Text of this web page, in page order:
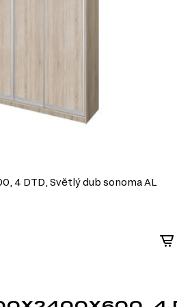
styl nábytku přináší do vašeho
4 DTD, Světlý dub sonoma AL